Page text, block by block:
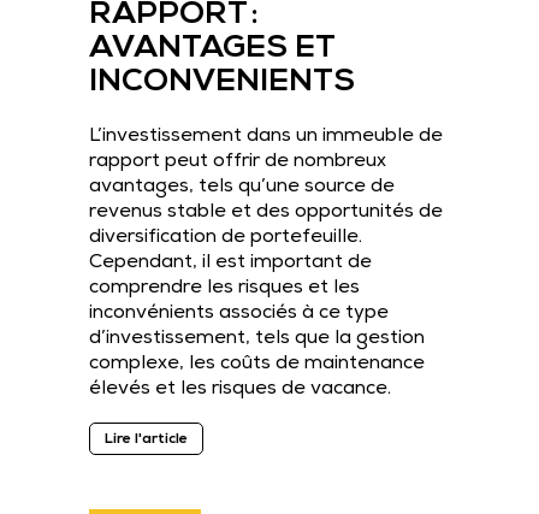
RAPPORT :
AVANTAGES ET
INCONVENIENTS
L’investissement dans un immeuble de
rapport peut offrir de nombreux
avantages, tels qu’une source de
revenus stable et des opportunités de
diversification de portefeuille.
Cependant, il est important de
comprendre les risques et les
inconvénients associés à ce type
d’investissement, tels que la gestion
complexe, les coûts de maintenance
élevés et les risques de vacance.
Lire l'article